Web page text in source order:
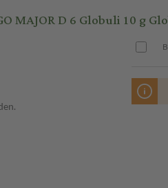
MAJOR D 6 Globuli 10 g